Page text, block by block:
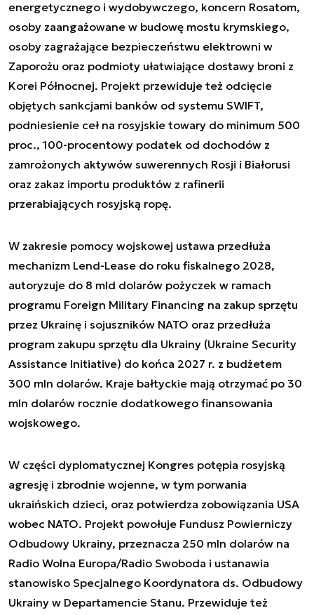
energetycznego i wydobywczego, koncern Rosatom,
osoby zaangażowane w budowę mostu krymskiego,
osoby zagrażające bezpieczeństwu elektrowni w
Zaporożu oraz podmioty ułatwiające dostawy broni z
Korei Północnej. Projekt przewiduje też odcięcie
objętych sankcjami banków od systemu SWIFT,
podniesienie ceł na rosyjskie towary do minimum 500
proc., 100-procentowy podatek od dochodów z
zamrożonych aktywów suwerennych Rosji i Białorusi
oraz zakaz importu produktów z rafinerii
przerabiających rosyjską ropę.
W zakresie pomocy wojskowej ustawa przedłuża
mechanizm Lend-Lease do roku fiskalnego 2028,
autoryzuje do 8 mld dolarów pożyczek w ramach
programu Foreign Military Financing na zakup sprzętu
przez Ukrainę i sojuszników NATO oraz przedłuża
program zakupu sprzętu dla Ukrainy (Ukraine Security
Assistance Initiative) do końca 2027 r. z budżetem
300 mln dolarów. Kraje bałtyckie mają otrzymać po 30
mln dolarów rocznie dodatkowego finansowania
wojskowego.
W części dyplomatycznej Kongres potępia rosyjską
agresję i zbrodnie wojenne, w tym porwania
ukraińskich dzieci, oraz potwierdza zobowiązania USA
wobec NATO. Projekt powołuje Fundusz Powierniczy
Odbudowy Ukrainy, przeznacza 250 mln dolarów na
Radio Wolna Europa/Radio Swoboda i ustanawia
stanowisko Specjalnego Koordynatora ds. Odbudowy
Ukrainy w Departamencie Stanu. Przewiduje też